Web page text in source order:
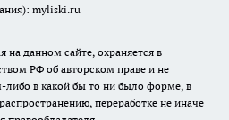
myliski.ru
данном сайте, охраняется в
РФ об авторском праве и не
в какой бы то ни было форме, в
переработке не иначе